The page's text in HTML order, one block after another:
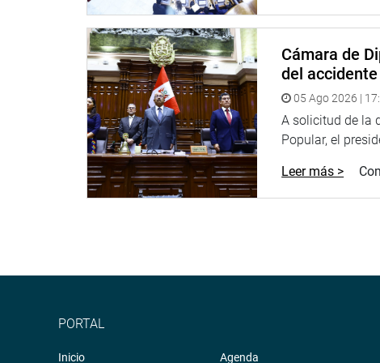
sentencias confirmadas en segunda instancia. La
de CAFET.
Respecto a acciones en el Hospital Daniel Alcides
funcionarios) se beneficiaron con un millón 200 mil
expediente técnico no lo hicieron.
En este caso hay sentencia por favorecer a una
obstetricia.
En los casos de supervisiones realizadas para el
civiles e inhabilitación de funcionarios. Las
embargo, se entregaron 40 millones de soles más
que aún no se hayan ubicado, se reciclen en la
«No es posible que el Callao se encuentre en esta
Cámara de
del
05 Ago 2026 |
A solicitud de la
Popular, el
Leer más >
PORTAL
Inicio Agenda